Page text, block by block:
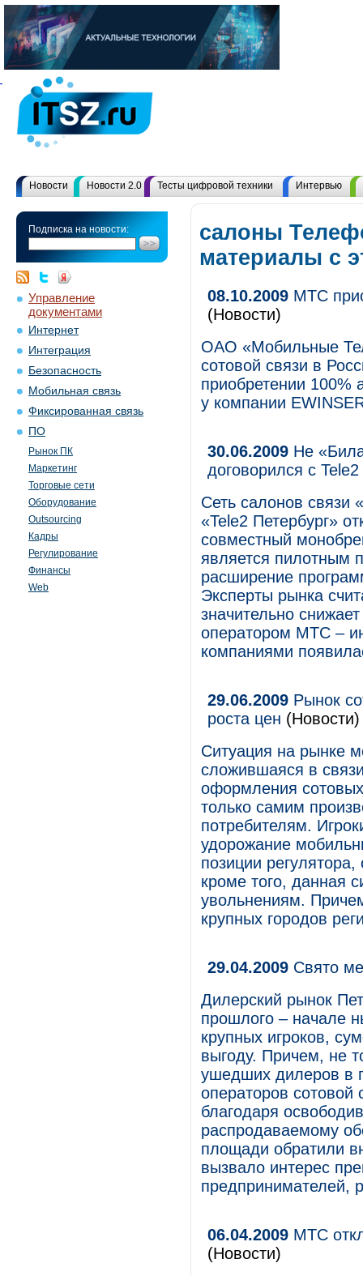
Новости Новости 2.0 Тесты цифровой техники Интервью
Подписка на новости:
Управление
документами
Интернет
Интеграция
Безопасность
Мобильная связь
Фиксированная связь
ПО
Рынок ПК
Маркетинг
Торговые сети
Оборудование
Outsourcing
Кадры
Регулирование
Финансы
Web
салоны
материалы с
08.10.2009 МТС
(Новости)
ОАО «Мобильные
сотовой связи в
приобретении 100%
у компании
30.06.2009 Не
договорился с Tele2
Сеть салонов связи
«Tele2 Петербург»
совместный
является пилотным
расширение
Эксперты рынка
значительно
оператором МТС –
компаниями
29.06.2009 Рынок
роста цен (Новости)
Ситуация на рынке
сложившаяся в
оформления
только самим
потребителям.
удорожание
позиции
кроме того, данная
увольнениям.
крупных городов
29.04.2009 Свято
Дилерский рынок
прошлого – начале
крупных игроков,
выгоду. Причем, не
ушедших дилеров в
операторов
благодаря
распродаваемому
площади обратили
вызвало интерес
предпринимателей,
06.04.2009 МТС
(Новости)